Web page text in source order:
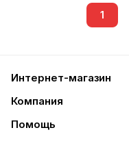
1
Интернет-магазин
Компания
Помощь